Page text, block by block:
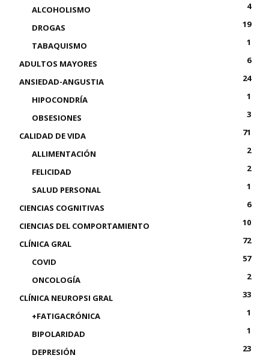
ALCOHOLISMO
4
DROGAS
19
TABAQUISMO
1
ADULTOS MAYORES
6
ANSIEDAD-ANGUSTIA
24
HIPOCONDRÍA
1
OBSESIONES
3
CALIDAD DE VIDA
71
ALLIMENTACIÓN
2
FELICIDAD
2
SALUD PERSONAL
1
CIENCIAS COGNITIVAS
6
CIENCIAS DEL COMPORTAMIENTO
10
CLÍNICA GRAL
72
COVID
57
ONCOLOGÍA
2
CLÍNICA NEUROPSI GRAL
33
+FATIGACRÓNICA
1
BIPOLARIDAD
1
DEPRESIÓN
23